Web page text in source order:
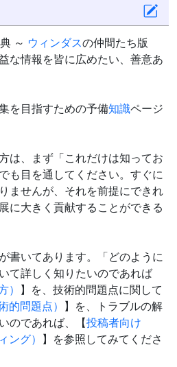
～ ウィンダスの仲間たち版
な情報を皆に広めたい、善意あ
を目指すための予備知識ページ
は、まず「これだけは知ってお
も目を通してください。すぐに
ませんが、それを前提にできれ
に大きく貢献することができる
書いてあります。「どのように
て詳しく知りたいのであれば
） 】を、技術的問題点に関して
的問題点） 】を、トラブルの解
のであれば、【投稿者向け
ング） 】を参照してみてくださ